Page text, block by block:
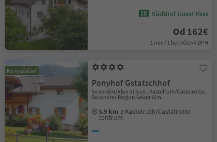
Südtirol Guest Pass
Od 162€
1 noc / 1 byt Včetně DPH
Na vyžádání
Ponyhof Gstatschhof
Seiseralm/Alpe di Siusi, Kastelruth/Castelrotto,
Dolomites Region Seiser Alm
3.9 km z Kastelruth/Castelrotto
centrum